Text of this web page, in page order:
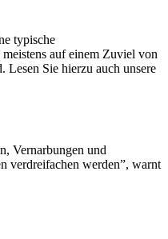
typische
auf einem Zuviel von
Sie hierzu auch unsere
Vernarbungen und
verdreifachen werden”, warnt